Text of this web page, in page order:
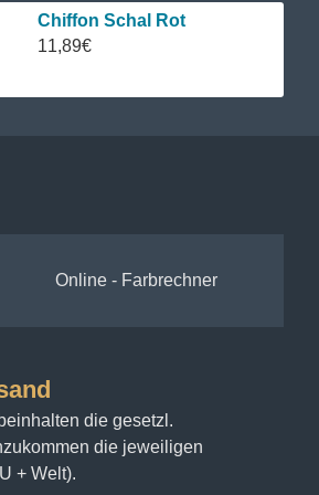
Chiffon Schal Rot
11,89€
Online - Farbrechner
die gesetzl.
die jeweiligen
+ Welt).